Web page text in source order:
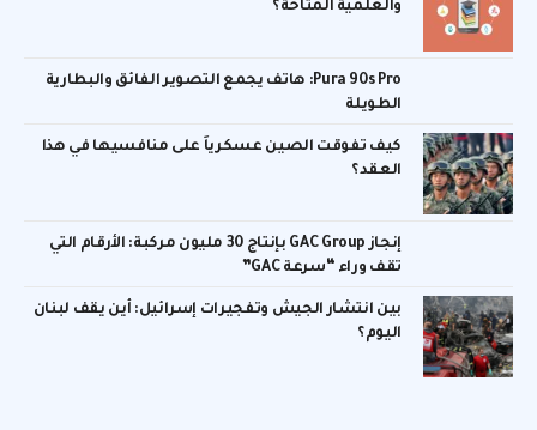
والعلمية المتاحة؟
Pura 90s Pro: هاتف يجمع التصوير الفائق والبطارية
الطويلة
كيف تفوقت الصين عسكرياً على منافسيها في هذا
العقد؟
إنجاز GAC Group بإنتاج 30 مليون مركبة: الأرقام التي
تقف وراء “سرعة GAC”
بين انتشار الجيش وتفجيرات إسرائيل: أين يقف لبنان
اليوم؟